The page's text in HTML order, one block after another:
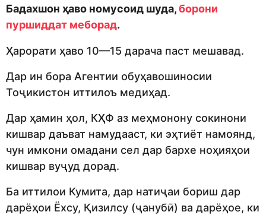
Бадахшон ҳаво номусоид шуда,борони
пуршиддат меборад.
Ҳарорати ҳаво 10—15 дарача паст мешавад.
Дар ин бора Агентии обуҳавошиносии
Тоҷикистон иттилоъ медиҳад.
Дар ҳамин ҳол, КҲФ аз меҳмонону сокинони
кишвар даъват намудааст, ки эҳтиёт намоянд,
чун имкони омадани сел дар бархе ноҳияҳои
кишвар вуҷуд дорад.
Ба иттилои Кумита, дар натиҷаи бориш дар
дарёҳои Ёхсу, Қизилсу (ҷанубӣ) ва дарёҳое, ки